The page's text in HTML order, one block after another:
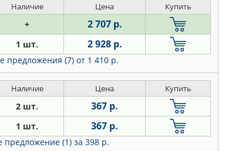
Наличие Цена Купить
+ 2 707 р.
1 шт. 2 928 р.
предложения (7) от 1 410 р.
Наличие Цена Купить
2 шт. 367 р.
1 шт. 367 р.
предложение (1) за 398 р.